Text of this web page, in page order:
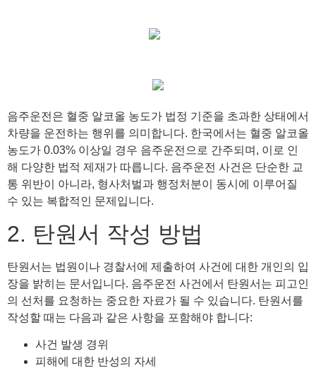
음주운전은 혈중 알코올 농도가 법정 기준을 초과한 상태에서
차량을 운전하는 행위를 의미합니다. 한국에서는 혈중 알코올
농도가 0.03% 이상일 경우 음주운전으로 간주되며, 이로 인
해 다양한 법적 제재가 따릅니다. 음주운전 사건은 단순한 교
통 위반이 아니라, 형사처벌과 행정처분이 동시에 이루어질
수 있는 복합적인 문제입니다.
2. 탄원서 작성 방법
탄원서는 법원이나 경찰서에 제출하여 사건에 대한 개인의 입
장을 밝히는 문서입니다. 음주운전 사건에서 탄원서는 피고인
의 선처를 요청하는 중요한 자료가 될 수 있습니다. 탄원서를
작성할 때는 다음과 같은 사항을 포함해야 합니다:
사건 발생 경위
피해에 대한 반성의 자세